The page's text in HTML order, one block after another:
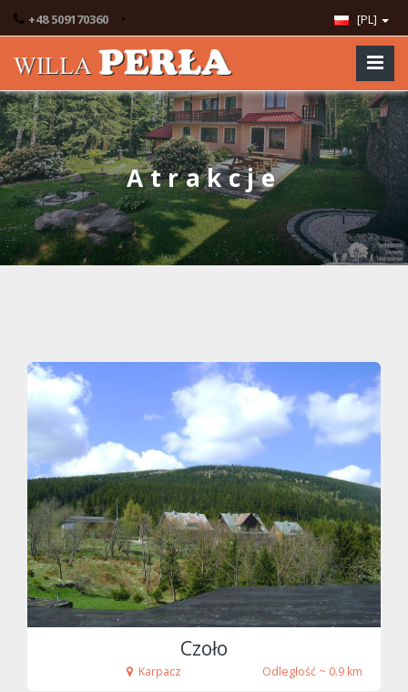
+48 509170360 • [PL]
Atrakcje
fot. Timaska
Czoło
Karpacz Odległość ~ 0.9 km